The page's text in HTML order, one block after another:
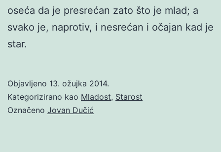
oseća da je presrećan zato što je mlad; a
svako je, naprotiv, i nesrećan i očajan kad je
star.
Objavljeno 13. ožujka 2014.
Kategorizirano kao Mladost, Starost
Označeno Jovan Dučić